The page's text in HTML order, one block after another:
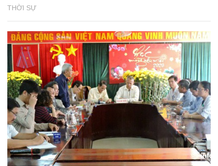
THỜI SỰ